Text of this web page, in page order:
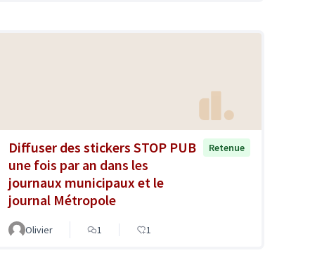
Diffuser des stickers STOP PUB
une fois par an dans les
journaux municipaux et le
journal Métropole
Retenue
Olivier 1 1